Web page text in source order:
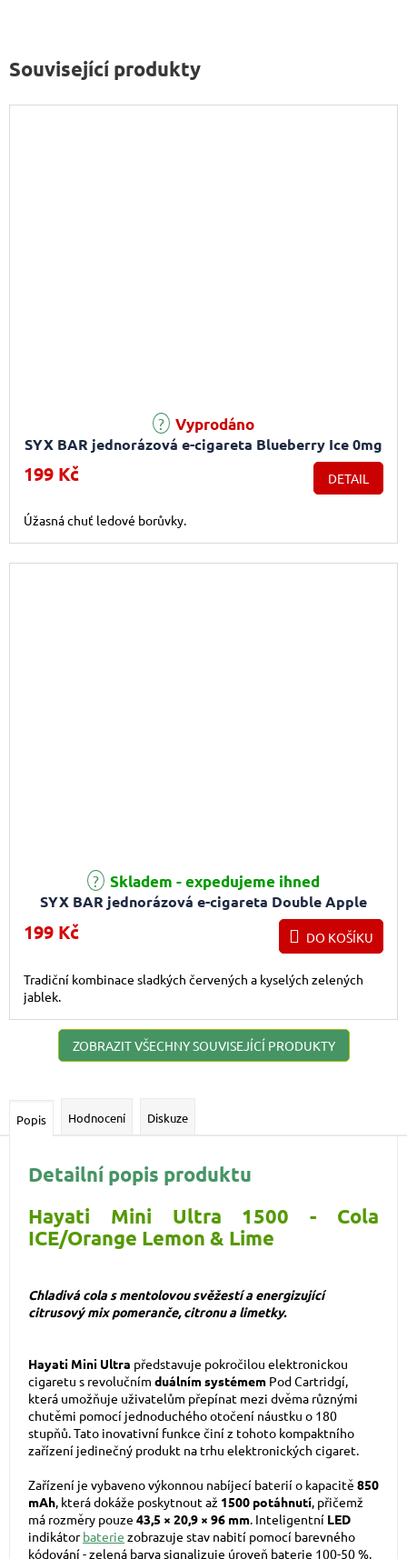
Související produkty
SYX BAR jednorázová e-cigareta Blueberry Ice 0mg
Vyprodáno
199 Kč DETAIL
Úžasná chuť ledové borůvky.
SYX BAR jednorázová e-cigareta Double Apple
Skladem - expedujeme ihned
199 Kč DO KOŠÍKU
Tradiční kombinace sladkých červených a kyselých zelených
jablek.
ZOBRAZIT VŠECHNY SOUVISEJÍCÍ PRODUKTY
Popis Hodnocení Diskuze
Detailní popis produktu
Hayati Mini Ultra 1500 - Cola
ICE/Orange Lemon & Lime
Chladivá cola s mentolovou svěžestí a energizující
citrusový mix pomeranče, citronu a limetky.
Hayati Mini Ultra představuje pokročilou elektronickou
cigaretu s revolučním duálním systémem Pod Cartridgí,
která umožňuje uživatelům přepínat mezi dvěma různými
chutěmi pomocí jednoduchého otočení náustku o 180
stupňů. Tato inovativní funkce činí z tohoto kompaktního
zařízení jedinečný produkt na trhu elektronických cigaret.
Zařízení je vybaveno výkonnou nabíjecí baterií o kapacitě 850
mAh, která dokáže poskytnout až 1500 potáhnutí, přičemž
má rozměry pouze 43,5 × 20,9 × 96 mm. Inteligentní LED
indikátorbaterie zobrazuje stav nabití pomocí barevného
kódování - zelená barva signalizuje úroveň baterie 100-50 %,